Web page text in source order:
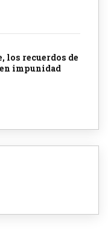
los recuerdos de
impunidad